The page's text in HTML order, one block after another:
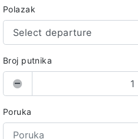
Polazak
Select departure
Broj putnika
Poruka